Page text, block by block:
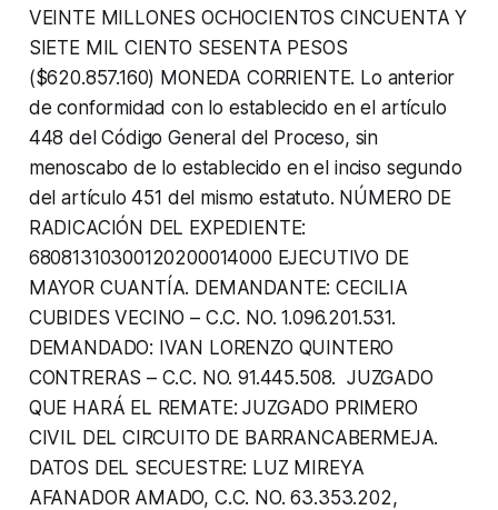
VEINTE MILLONES OCHOCIENTOS CINCUENTA Y
SIETE MIL CIENTO SESENTA PESOS
($620.857.160) MONEDA CORRIENTE. Lo anterior
de conformidad con lo establecido en el artículo
448 del Código General del Proceso, sin
menoscabo de lo establecido en el inciso segundo
del artículo 451 del mismo estatuto. NÚMERO DE
RADICACIÓN DEL EXPEDIENTE:
68081310300120200014000 EJECUTIVO DE
MAYOR CUANTÍA. DEMANDANTE: CECILIA
CUBIDES VECINO – C.C. NO. 1.096.201.531.
DEMANDADO: IVAN LORENZO QUINTERO
CONTRERAS – C.C. NO. 91.445.508. JUZGADO
QUE HARÁ EL REMATE: JUZGADO PRIMERO
CIVIL DEL CIRCUITO DE BARRANCABERMEJA.
DATOS DEL SECUESTRE: LUZ MIREYA
AFANADOR AMADO, C.C. NO. 63.353.202,